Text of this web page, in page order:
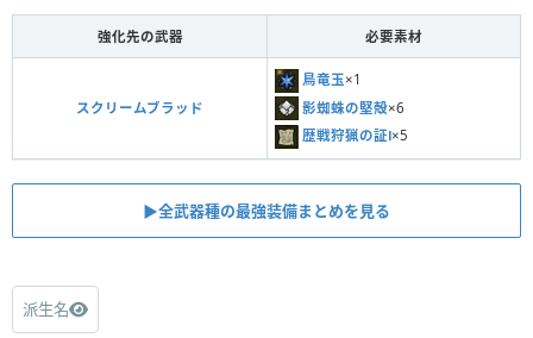
強化先の武器 必要素材
スクリームブラッド
鳥竜玉×1
影蜘蛛の堅殻×6
歴戦狩猟の証Ⅰ×5
▶︎全武器種の最強装備まとめを見る
派生名